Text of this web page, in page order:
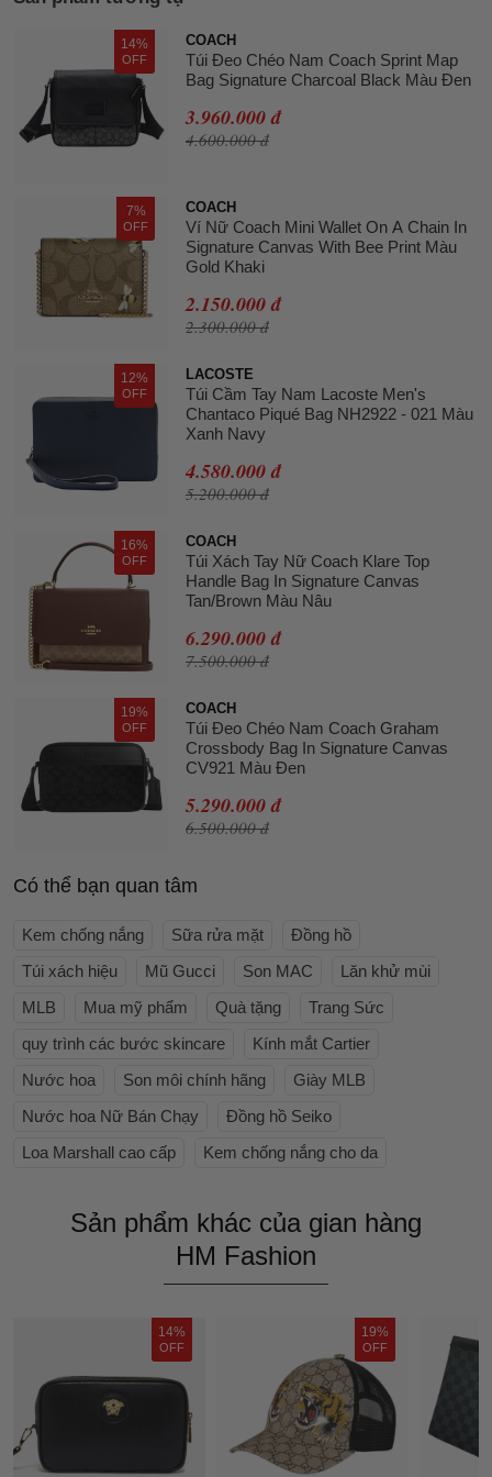
14%
OFF
COACH
Túi Đeo Chéo Nam Coach Sprint Map
Bag Signature Charcoal Black Màu Đen
3.960.000 đ
4.600.000 đ
7%
OFF
COACH
Ví Nữ Coach Mini Wallet On A Chain In
Signature Canvas With Bee Print Màu
Gold Khaki
2.150.000 đ
2.300.000 đ
12%
OFF
LACOSTE
Túi Cầm Tay Nam Lacoste Men's
Chantaco Piqué Bag NH2922 - 021 Màu
Xanh Navy
4.580.000 đ
5.200.000 đ
16%
OFF
COACH
Túi Xách Tay Nữ Coach Klare Top
Handle Bag In Signature Canvas
Tan/Brown Màu Nâu
6.290.000 đ
7.500.000 đ
19%
OFF
COACH
Túi Đeo Chéo Nam Coach Graham
Crossbody Bag In Signature Canvas
CV921 Màu Đen
5.290.000 đ
6.500.000 đ
Có thể bạn quan tâm
Kem chống nắng Sữa rửa mặt
Đồng hồ
Túi xách hiệu
Mũ Gucci Son MAC
Lăn khử mùi
MLB
Mua mỹ phẩm Quà tặng
Trang Sức
quy trình các bước skincare
Kính mắt Cartier
Nước hoa
Son môi chính hãng
Giày MLB
Nước hoa Nữ Bán Chạy
Đồng hồ Seiko
Loa Marshall cao cấp
Kem chống nắng cho da
Sản phẩm khác của gian hàng
HM Fashion
14%
OFF
19%
OFF